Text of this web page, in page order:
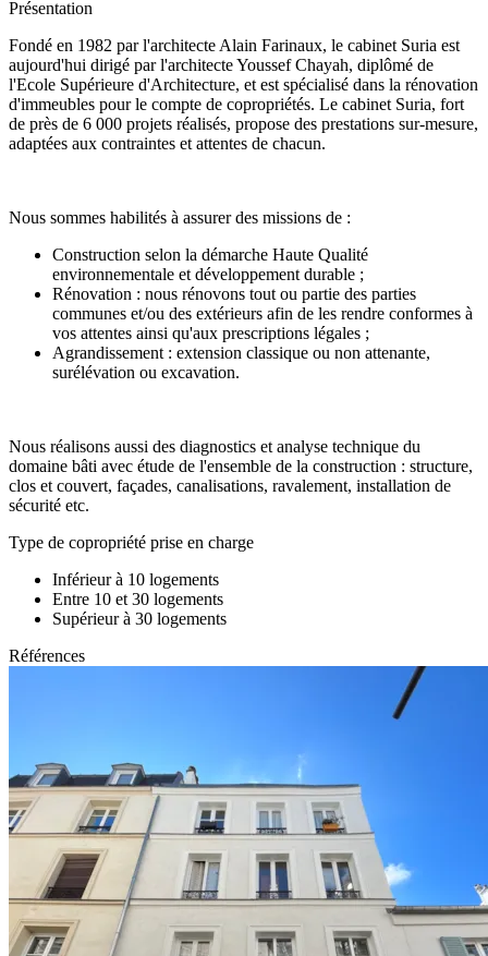
Présentation
Fondé en 1982 par l'architecte Alain Farinaux, le cabinet Suria est
aujourd'hui dirigé par l'architecte Youssef Chayah, diplômé de
l'Ecole Supérieure d'Architecture, et est spécialisé dans la rénovation
d'immeubles pour le compte de copropriétés. Le cabinet Suria, fort
de près de 6 000 projets réalisés, propose des prestations sur-mesure,
adaptées aux contraintes et attentes de chacun.
Nous sommes habilités à assurer des missions de :
Construction selon la démarche Haute Qualité
environnementale et développement durable ;
Rénovation : nous rénovons tout ou partie des parties
communes et/ou des extérieurs afin de les rendre conformes à
vos attentes ainsi qu'aux prescriptions légales ;
Agrandissement : extension classique ou non attenante,
surélévation ou excavation.
Nous réalisons aussi des diagnostics et analyse technique du
domaine bâti avec étude de l'ensemble de la construction : structure,
clos et couvert, façades, canalisations, ravalement, installation de
sécurité etc.
Type de copropriété prise en charge
Inférieur à 10 logements
Entre 10 et 30 logements
Supérieur à 30 logements
Références